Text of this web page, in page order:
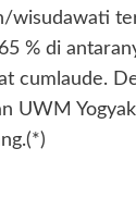
wisudawati
% di
cumlaude.
UWM